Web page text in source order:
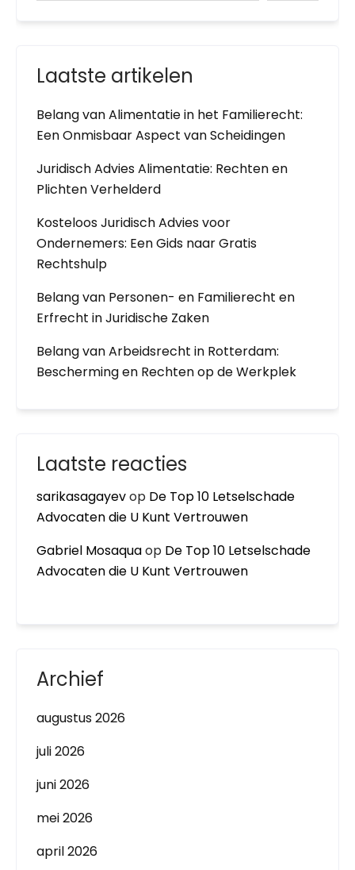
Laatste artikelen
Belang van Alimentatie in het Familierecht:
Een Onmisbaar Aspect van Scheidingen
Juridisch Advies Alimentatie: Rechten en
Plichten Verhelderd
Kosteloos Juridisch Advies voor
Ondernemers: Een Gids naar Gratis
Rechtshulp
Belang van Personen- en Familierecht en
Erfrecht in Juridische Zaken
Belang van Arbeidsrecht in Rotterdam:
Bescherming en Rechten op de Werkplek
Laatste reacties
sarikasagayevop De Top 10 Letselschade
Advocaten die U Kunt Vertrouwen
Gabriel Mosaquaop De Top 10 Letselschade
Advocaten die U Kunt Vertrouwen
Archief
augustus 2026
juli 2026
juni 2026
mei 2026
april 2026